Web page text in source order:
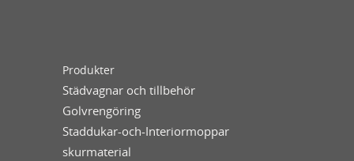
Produkter
Städvagnar och tillbehör
Golvrengöring
Staddukar-och-Interiormoppar
skurmaterial